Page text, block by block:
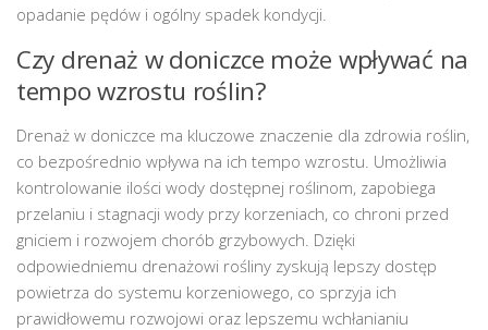
opadanie pędów i ogólny spadek kondycji.
Czy drenaż w doniczce może wpływać na
tempo wzrostu roślin?
Drenaż w doniczce ma kluczowe znaczenie dla zdrowia roślin,
co bezpośrednio wpływa na ich tempo wzrostu. Umożliwia
kontrolowanie ilości wody dostępnej roślinom, zapobiega
przelaniu i stagnacji wody przy korzeniach, co chroni przed
gniciem i rozwojem chorób grzybowych. Dzięki
odpowiedniemu drenażowi rośliny zyskują lepszy dostęp
powietrza do systemu korzeniowego, co sprzyja ich
prawidłowemu rozwojowi oraz lepszemu wchłanianiu